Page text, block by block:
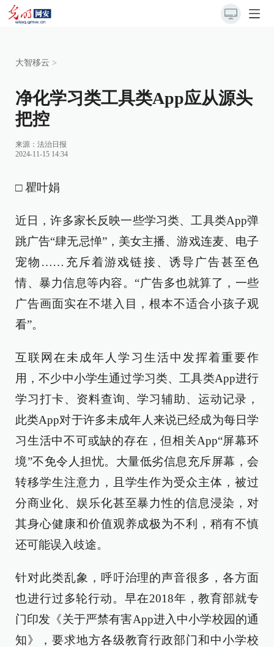
大智移云 >
净化学习类工具类App应从源头
把控
来源： 法治日报
2024-11-15 14:34
□ 瞿叶娟
近日，许多家长反映一些学习类、工具类App弹
跳广告“肆无忌惮”，美女主播、游戏连麦、电子
宠物……充斥着游戏链接、诱导广告甚至色
情、暴力信息等内容。“广告多也就算了，一些
广告画面实在不堪入目，根本不适合小孩子观
看”。
互联网在未成年人学习生活中发挥着重要作
用，不少中小学生通过学习类、工具类App进行
学习打卡、资料查询、学习辅助、运动记录，
此类App对于许多未成年人来说已经成为每日学
习生活中不可或缺的存在，但相关App“屏幕环
境”不免令人担忧。大量低劣信息充斥屏幕，会
转移学生注意力，且学生作为受众主体，被过
分商业化、娱乐化甚至暴力性的信息浸染，对
其身心健康和价值观养成极为不利，稍有不慎
还可能误入歧途。
针对此类乱象，呼吁治理的声音很多，各方面
也进行过多轮行动。早在2018年，教育部就专
门印发《关于严禁有害App进入中小学校园的通
知》，要求地方各级教育行政部门和中小学校